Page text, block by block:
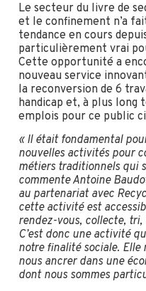
Le secteur du livre de
et le confinement n’a
tendance en cours
particulièrement vrai
Cette opportunité a
nouveau service
la reconversion de 6
handicap et, à plus long
emplois pour ce public
« Il était fondamental
nouvelles activités pour
métiers traditionnels qui
commente Antoine
au partenariat avec
cette activité est
rendez-vous, collecte,
C’est donc une activité
notre finalité sociale. Elle
nous ancrer dans une
dont nous sommes